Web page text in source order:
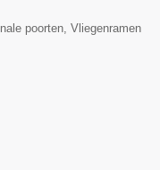
poorten, Vliegenramen